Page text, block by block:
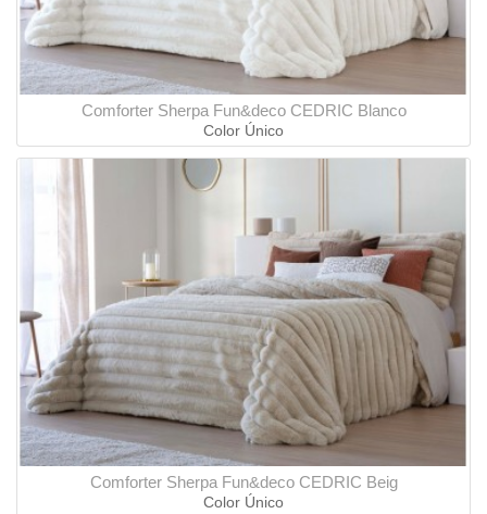
Comforter Sherpa Fun&deco CEDRIC Blanco
Color Único
Comforter Sherpa Fun&deco CEDRIC Beig
Color Único